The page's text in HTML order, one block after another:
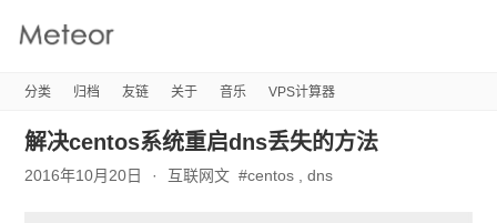
Meteor's
分类 归档 友链 关于 音乐 VPS计算器
解决centos系统重启dns丢失的方法
2016年10月20日 互联网文 #centos ,dns